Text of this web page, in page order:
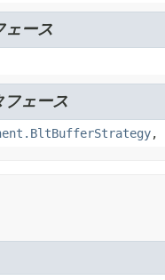
ェース
ェース
,